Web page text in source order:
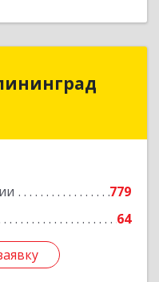
779
64
Калининград
Калининград г,